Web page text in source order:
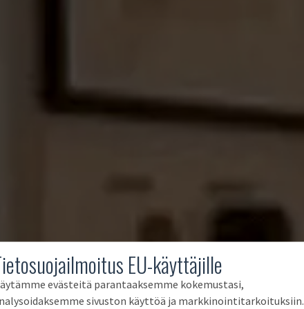
EU-käyttäjille
evästeitä parantaaksemme kokemustasi,
sivuston käyttöä ja markkinointitarkoituksiin.